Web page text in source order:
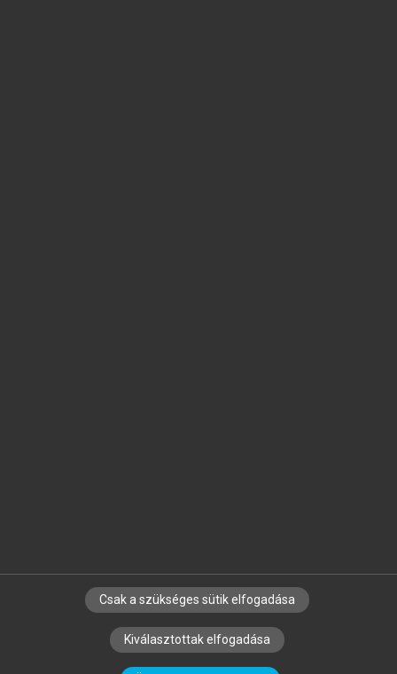
SZERZŐKNEK CÉGEKNEK KÖNYVTÁROSOKNAK
SZERKESZTÉSI ÉS LEKTORÁLÁSI ALAPELVEK
Csak a szükséges sütik elfogadása
Kiválasztottak elfogadása